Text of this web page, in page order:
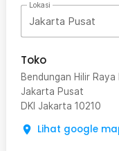
Lokasi
Jakarta Pusat
Toko
Bendungan Hilir Raya
Jakarta Pusat
DKI Jakarta 10210
Lihat google